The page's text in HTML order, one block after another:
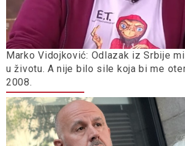
Marko Vidojković: Odlazak iz Srbije
u životu. A nije bilo sile koja bi me
2008.